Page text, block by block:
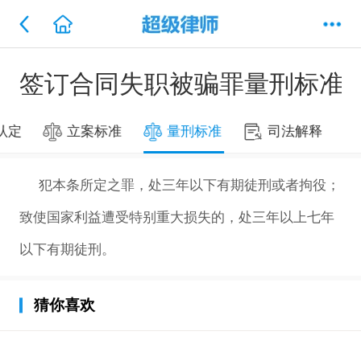
签订合同失职被骗罪量刑标准
定 立案标准 量刑标准 司法解释
犯本条所定之罪，处三年以下有期徒刑或者拘役；
致使国家利益遭受特别重大损失的，处三年以上七年
以下有期徒刑。
猜你喜欢